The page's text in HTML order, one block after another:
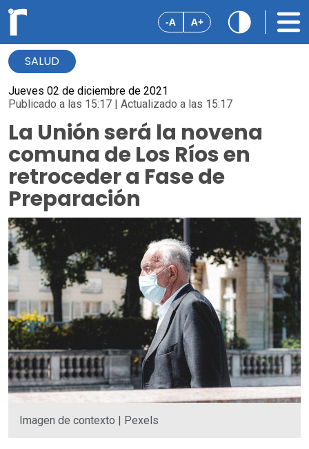
-A A+
SALUD
Jueves 02 de diciembre de 2021
Publicado a las 15:17 | Actualizado a las 15:17
La Unión será la novena
comuna de Los Ríos en
retroceder a Fase de
Preparación
Imagen de contexto | Pexels